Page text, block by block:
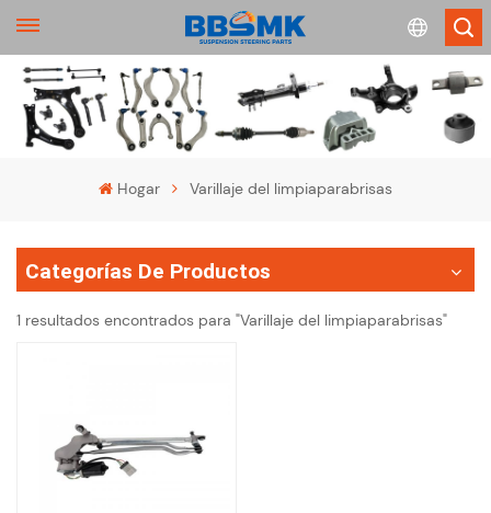
English
français
español
Hogar Varillaje del limpiaparabrisas
Categorías De Productos
1 resultados encontrados para "Varillaje del limpiaparabrisas"